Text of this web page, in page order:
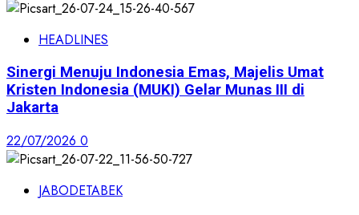
HEADLINES
Sinergi Menuju Indonesia Emas, Majelis Umat
Kristen Indonesia (MUKI) Gelar Munas III di
Jakarta
22/07/2026 0
JABODETABEK